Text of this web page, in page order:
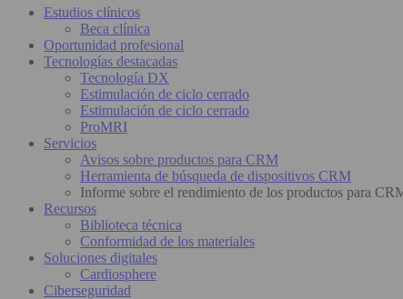
Estudios clínicos
Beca clínica
Oportunidad profesional
Tecnologías destacadas
Tecnología DX
Estimulación de ciclo cerrado
Estimulación de ciclo cerrado
ProMRI
Servicios
Avisos sobre productos para CRM
Herramienta de búsqueda de dispositivos CRM
Informe sobre el rendimiento de los productos para
Recursos
Biblioteca técnica
Conformidad de los materiales
Soluciones digitales
Cardiosphere
Ciberseguridad